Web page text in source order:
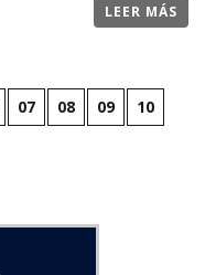
LEER MÁS
07 08 09
10